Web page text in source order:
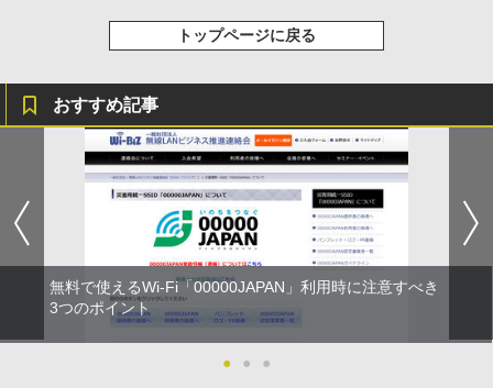
トップページに戻る
おすすめ記事
無料で使えるWi-Fi「00000JAPAN」利用時に注意すべき
3つのポイント
● ● ●